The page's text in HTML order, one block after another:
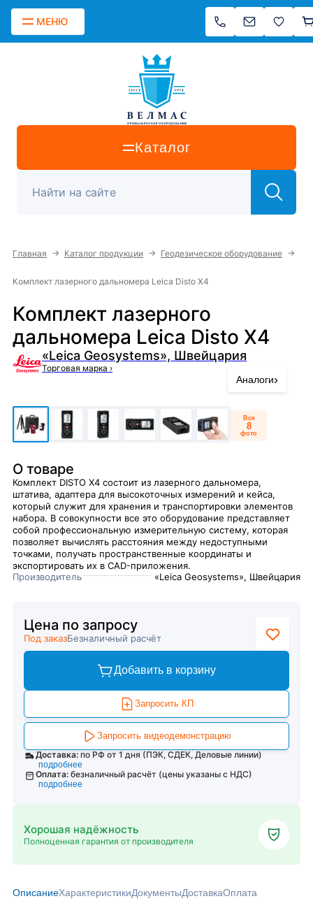
МЕНЮ
Каталог
Главная → Каталог продукции → Геодезическое оборудование →
Комплект лазерного дальномера Leica Disto X4
Комплект лазерного
дальномера Leica Disto X4
«Leica Geosystems», Швейцария
Торговая марка ›
Все
8
фото
Аналоги›
О товаре
Комплект DISTO X4 состоит из лазерного дальномера,
штатива, адаптера для высокоточных измерений и кейса,
который служит для хранения и транспортировки элементов
набора. В совокупности все это оборудование представляет
собой профессиональную измерительную систему, которая
позволяет вычислять расстояния между недоступными
точками, получать пространственные координаты и
экспортировать их в CAD-приложения.
Производитель
«Leica Geosystems», Швейцария
Цена по запросу
Под заказБезналичный расчёт
Добавить в корзину
Запросить КП
Запросить видеодемонстрацию
Доставка: по РФ от 1 дня (ПЭК, СДЕК, Деловые линии)
подробнее
Оплата: безналичный расчёт (цены указаны с НДС)
подробнее
Хорошая надёжность
Полноценная гарантия от производителя
ОписаниеХарактеристикиДокументыДоставкаОплата